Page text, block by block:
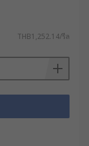
หกรรมมี
แสดงบน
เคมี,
รอนิกส์
จว่าข้อมูล
นนาน
THB1,252.14/รีล